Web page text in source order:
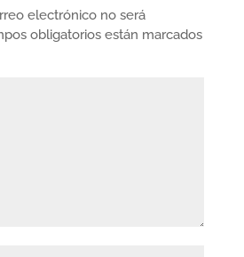
electrónico no será
obligatorios están marcados